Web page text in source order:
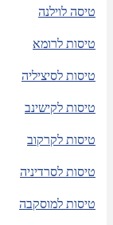
טיסה לוילנה
טיסות לרומא
טיסות לסיציליה
טיסות לקישינב
טיסות לקרקוב
טיסות לסרדיניה
טיסות למוסקבה